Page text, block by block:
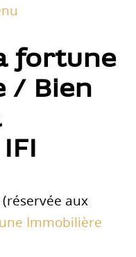
fortune
/ Bien
aux
Immobilière